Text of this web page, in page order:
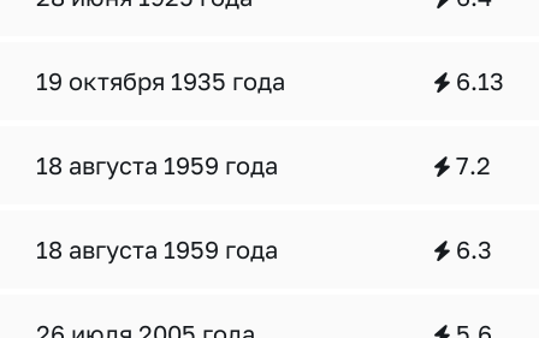
19 октября 1935 года 6.13
18 августа 1959 года 7.2
18 августа 1959 года 6.3